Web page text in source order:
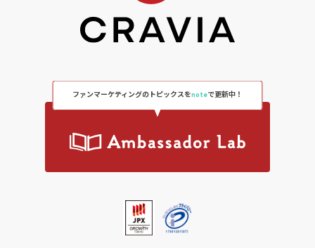
ファンマーケティングのトピックスをnoteで更新中！